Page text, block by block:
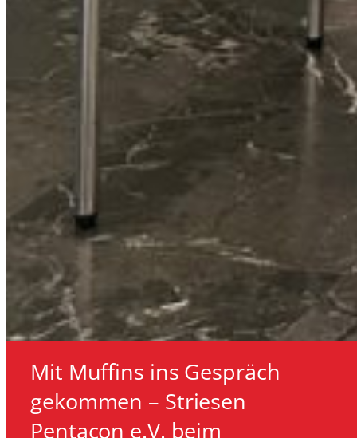
Mit Muffins ins Gespräch
gekommen – Striesen
Pentacon e.V. beim